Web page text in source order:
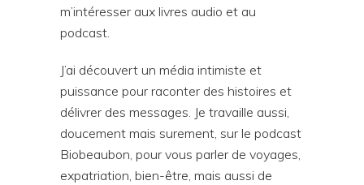
m’intéresser aux livres audio et au
podcast.
J’ai découvert un média intimiste et
puissance pour raconter des histoires et
délivrer des messages. Je travaille aussi,
doucement mais surement, sur le podcast
Biobeaubon, pour vous parler de voyages,
expatriation, bien-être, mais aussi de